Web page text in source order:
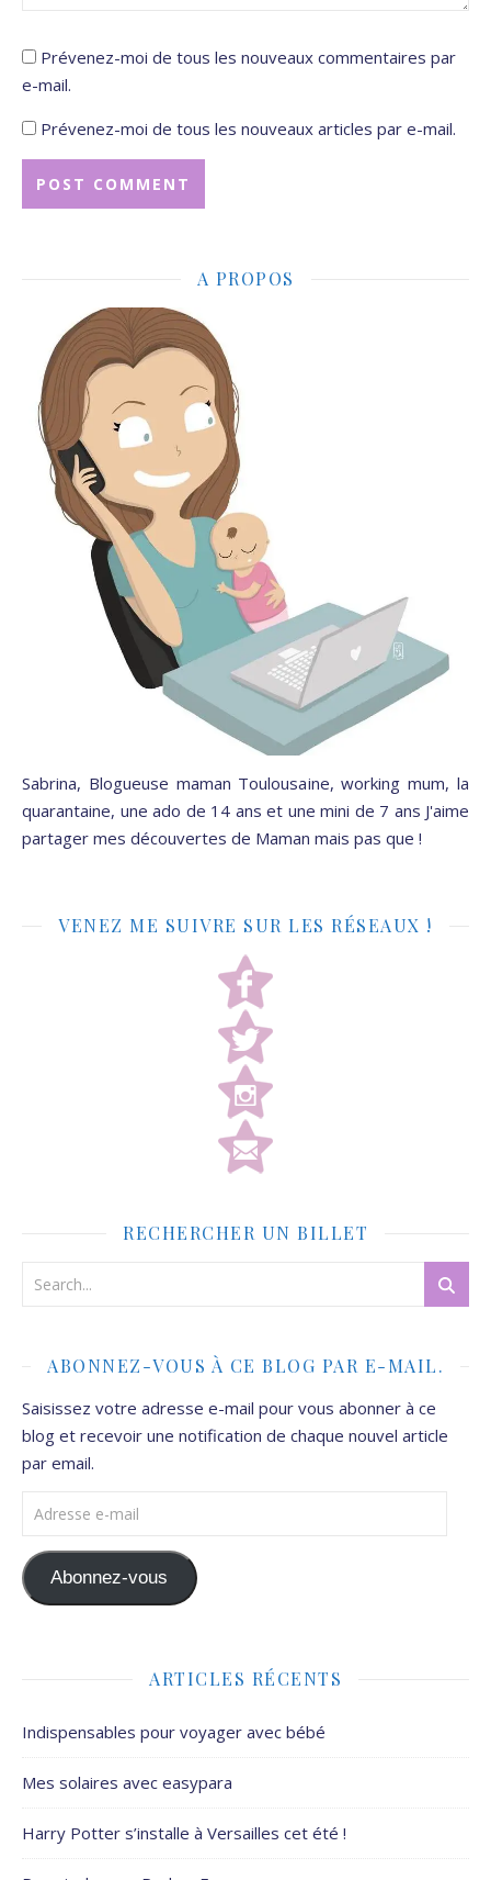
Prévenez-moi de tous les nouveaux commentaires par
e-mail.
Prévenez-moi de tous les nouveaux articles par e-mail.
A PROPOS
Sabrina, Blogueuse maman Toulousaine, working mum, la
quarantaine, une ado de 14 ans et une mini de 7 ans J'aime
partager mes découvertes de Maman mais pas que !
VENEZ ME SUIVRE SUR LES RÉSEAUX !
RECHERCHER UN BILLET
ABONNEZ-VOUS À CE BLOG PAR E-MAIL.
Saisissez votre adresse e-mail pour vous abonner à ce
blog et recevoir une notification de chaque nouvel article
par email.
Adresse e-mail
Abonnez-vous
ARTICLES RÉCENTS
Indispensables pour voyager avec bébé
Mes solaires avec easypara
Harry Potter s’installe à Versailles cet été !